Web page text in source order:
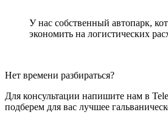
У нас собственный автопарк,
экономить на логистических
Нет времени разбираться?
Для консультации напишите нам в
подберем для вас лучшее